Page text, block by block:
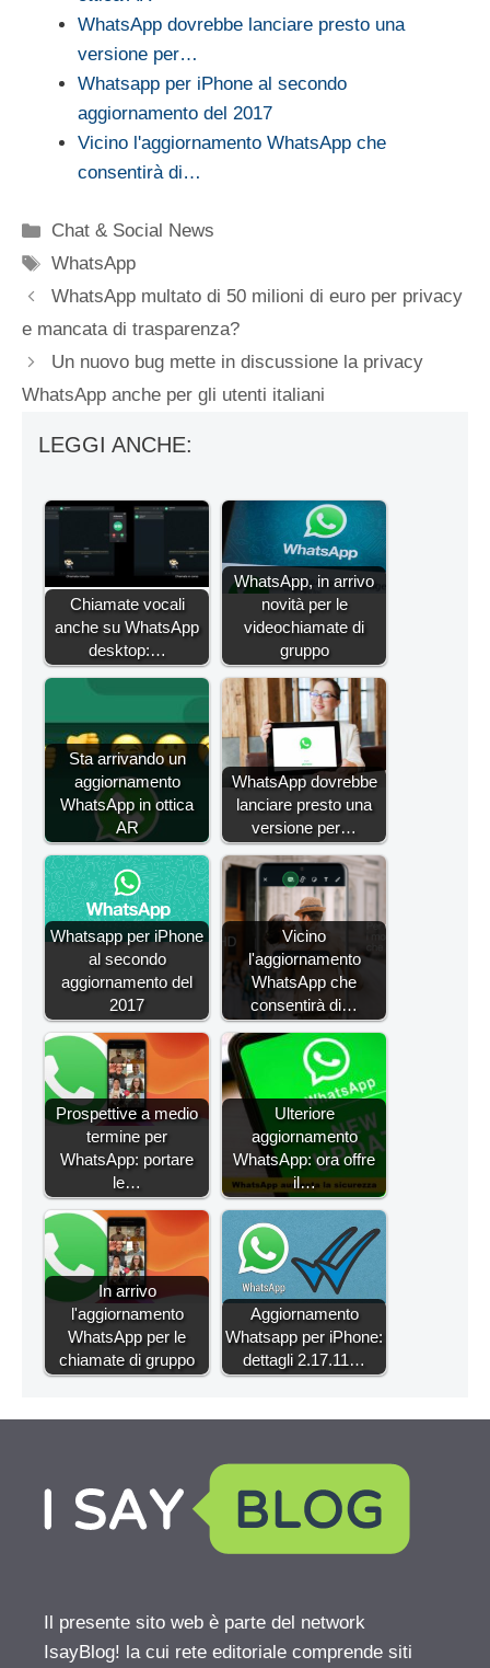
WhatsApp dovrebbe lanciare presto una
versione per…
Whatsapp per iPhone al secondo
aggiornamento del 2017
Vicino l'aggiornamento WhatsApp che
consentirà di…
Categorie
Chat & Social News
Tag
WhatsApp
WhatsApp multato di 50 milioni di euro per privacy
e mancata di trasparenza?
Un nuovo bug mette in discussione la privacy
WhatsApp anche per gli utenti italiani
LEGGI ANCHE:
Chiamate vocali
anche su WhatsApp
desktop:…
WhatsApp, in arrivo
novità per le
videochiamate di
gruppo
Sta arrivando un
aggiornamento
WhatsApp in ottica
AR
WhatsApp dovrebbe
lanciare presto una
versione per…
Whatsapp per iPhone
al secondo
aggiornamento del
2017
Vicino
l'aggiornamento
WhatsApp che
consentirà di…
Prospettive a medio
termine per
WhatsApp: portare
le…
Ulteriore
aggiornamento
WhatsApp: ora offre
il…
In arrivo
l'aggiornamento
WhatsApp per le
chiamate di gruppo
Aggiornamento
Whatsapp per iPhone:
dettagli 2.17.11…
Il presente sito web è parte del network
IsayBlog! la cui rete editoriale comprende siti